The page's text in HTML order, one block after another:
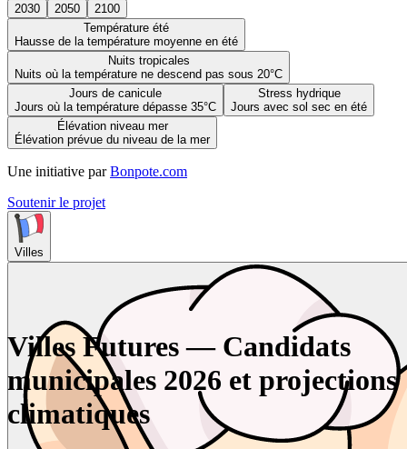
2030 2050
2100
Température été
Hausse de la température moyenne en été
Nuits tropicales
Nuits où la température ne descend pas sous 20°C
Jours de canicule
Jours où la température dépasse 35°C
Stress hydrique
Jours avec sol sec en été
Élévation niveau mer
Élévation prévue du niveau de la mer
Une initiative par Bonpote.com
Soutenir le projet
Villes
Villes Futures — Candidats
municipales 2026 et projections
climatiques